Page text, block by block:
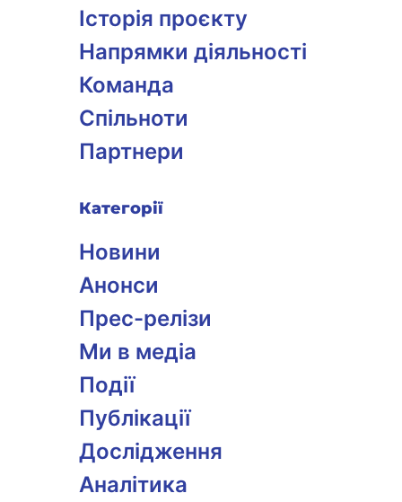
Історія проєкту
Напрямки діяльності
Команда
Спільноти
Партнери
Категорії
Новини
Анонси
Прес-релізи
Ми в медіа
Події
Публікації
Дослідження
Аналітика